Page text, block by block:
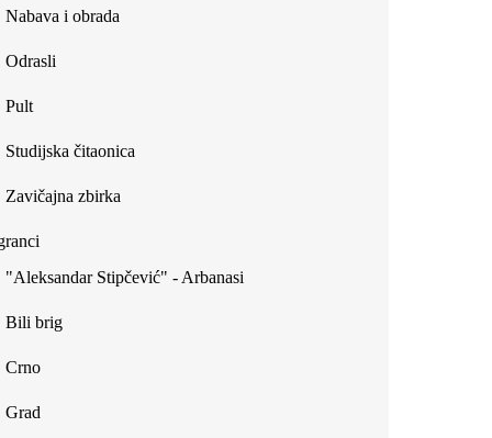
Nabava i obrada
Odrasli
Pult
Studijska čitaonica
Zavičajna zbirka
"Aleksandar Stipčević" - Arbanasi
Bili brig
Crno
Grad